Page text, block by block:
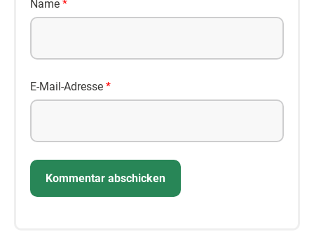
Name *
E-Mail-Adresse *